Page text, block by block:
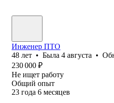
Инженер ПТО
48 лет • Была 4 августа •
230 000 ₽
Не ищет работу
Общий опыт
23 года 6 месяцев